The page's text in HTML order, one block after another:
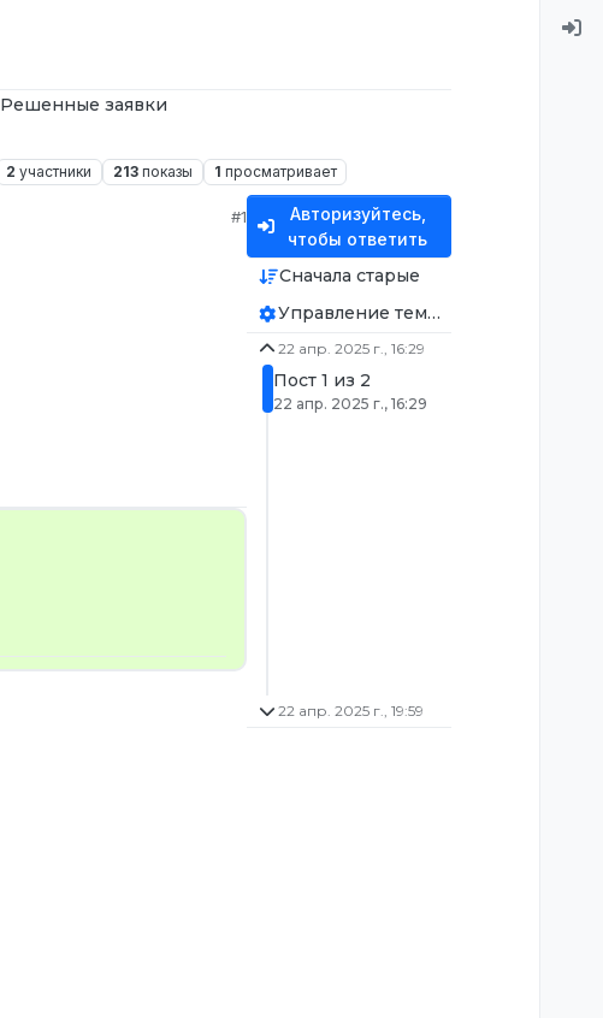
Решенные заявки
2 участники 213 показы 1 просматривает
#1
Авторизуйтесь,
чтобы ответить
Сначала старые
Управление темой
22 апр. 2025 г., 16:29
Пост 1 из 2
22 апр. 2025 г., 16:29
22 апр. 2025 г., 19:59